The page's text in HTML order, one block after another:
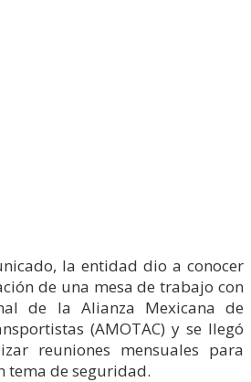
la entidad dio a conocer
de una mesa de trabajo con
de la Alianza Mexicana de
(AMOTAC) y se llegó
reuniones mensuales para
tema de seguridad.